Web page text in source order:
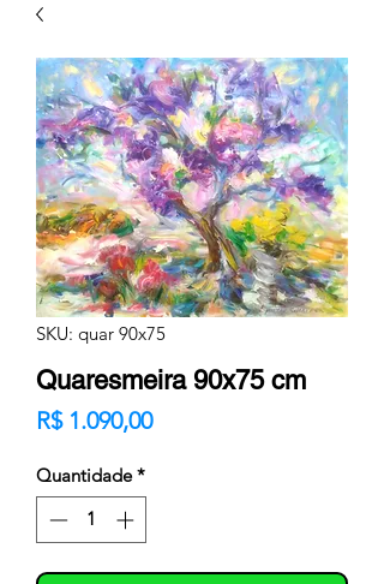
SKU: quar 90x75
Quaresmeira 90x75 cm
R$ 1.090,00Preço
Quantidade *